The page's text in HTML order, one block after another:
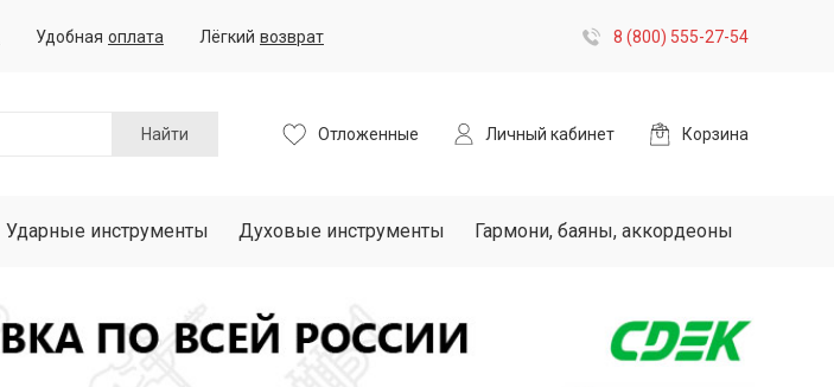
Удобная оплата Лёгкий возврат 8 (800) 555-27-54
Найти Отложенные Личный кабинет Корзина
Ударные инструменты Духовые инструменты Гармони, баяны, аккордеоны